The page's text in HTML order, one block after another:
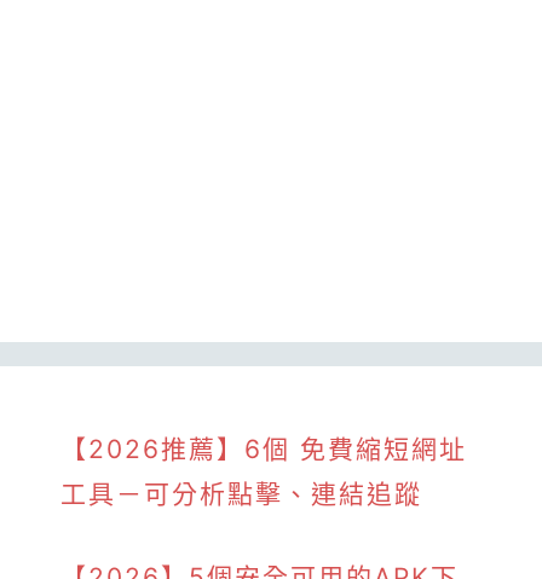
【2026推薦】6個 免費縮短網址
工具－可分析點擊、連結追蹤